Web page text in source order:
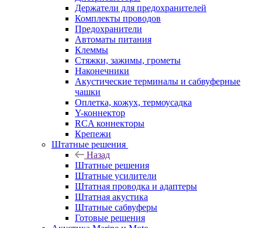
Держатели для предохранителей
Комплекты проводов
Предохранители
Автоматы питания
Клеммы
Стяжки, зажимы, грометы
Наконечники
Акустические терминалы и сабвуферные
чашки
Оплетка, кожух, термоусадка
Y-коннектор
RCA коннекторы
Крепежи
Штатные решения
Назад
Штатные решения
Штатные усилители
Штатная проводка и адаптеры
Штатная акустика
Штатные сабвуферы
Готовые решения